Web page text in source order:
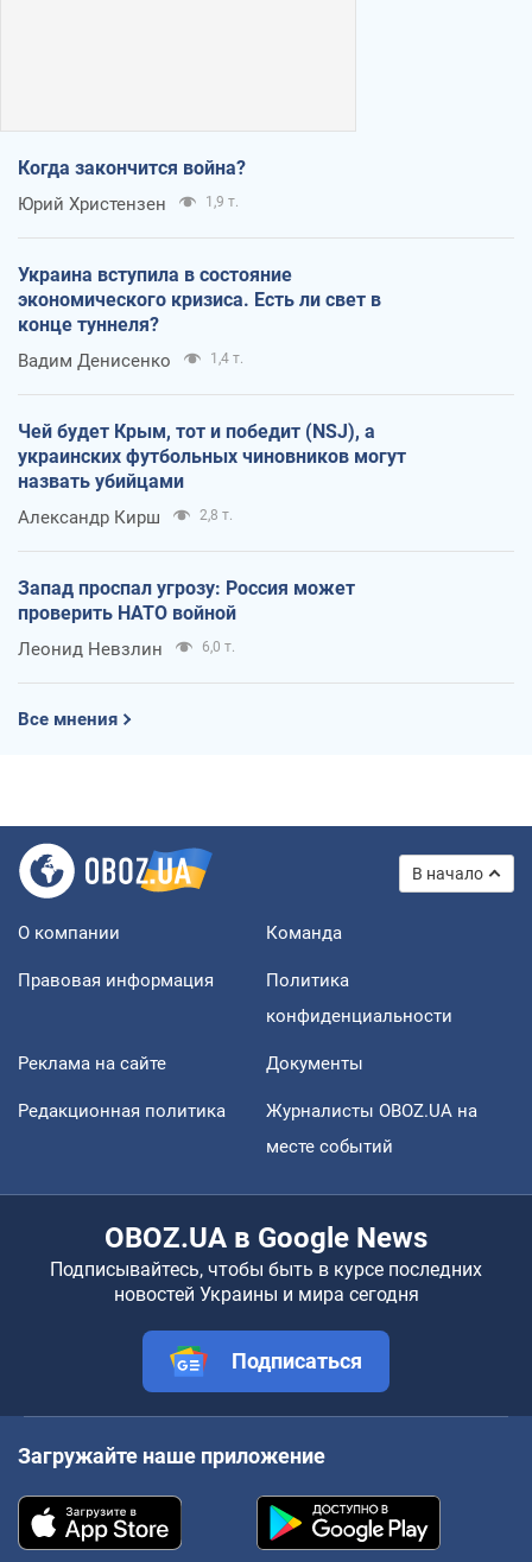
Когда закончится война?
Юрий Христензен 1,9 т.
Украина вступила в состояние
экономического кризиса. Есть ли свет в
конце туннеля?
Вадим Денисенко 1,4 т.
Чей будет Крым, тот и победит (NSJ), а
украинских футбольных чиновников могут
назвать убийцами
Александр Кирш 2,8 т.
Запад проспал угрозу: Россия может
проверить НАТО войной
Леонид Невзлин 6,0 т.
Все мнения
В начало
О компании Команда
Правовая информация
Политика
конфиденциальности
Реклама на сайте Документы
Редакционная политика
Журналисты OBOZ.UA на
месте событий
OBOZ.UA в Google News
Подписывайтесь, чтобы быть в курсе последних
новостей Украины и мира сегодня
Подписаться
Загружайте наше приложение